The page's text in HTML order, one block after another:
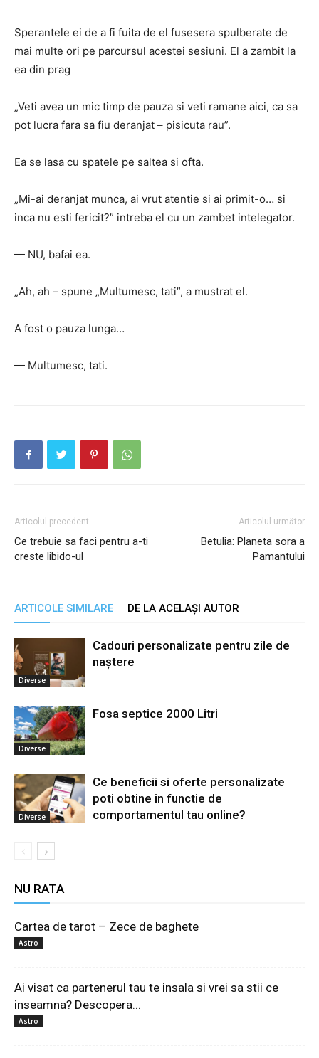
Sperantele ei de a fi fuita de el fusesera spulberate de
mai multe ori pe parcursul acestei sesiuni. El a zambit la
ea din prag
„Veti avea un mic timp de pauza si veti ramane aici, ca sa
pot lucra fara sa fiu deranjat – pisicuta rau”.
Ea se lasa cu spatele pe saltea si ofta.
„Mi-ai deranjat munca, ai vrut atentie si ai primit-o… si
inca nu esti fericit?” intreba el cu un zambet intelegator.
— NU, bafai ea.
„Ah, ah – spune „Multumesc, tati”, a mustrat el.
A fost o pauza lunga…
— Multumesc, tati.
Articolul precedent
Ce trebuie sa faci pentru a-ti
creste libido-ul
Articolul următor
Betulia: Planeta sora a
Pamantului
ARTICOLE SIMILARE DE LA ACELAȘI AUTOR
Diverse
Cadouri personalizate pentru zile de
naștere
Diverse
Fosa septice 2000 Litri
Diverse
Ce beneficii si oferte personalizate
poti obtine in functie de
comportamentul tau online?
NU RATA
Cartea de tarot – Zece de baghete
Astro
Ai visat ca partenerul tau te insala si vrei sa stii ce
inseamna? Descopera...
Astro